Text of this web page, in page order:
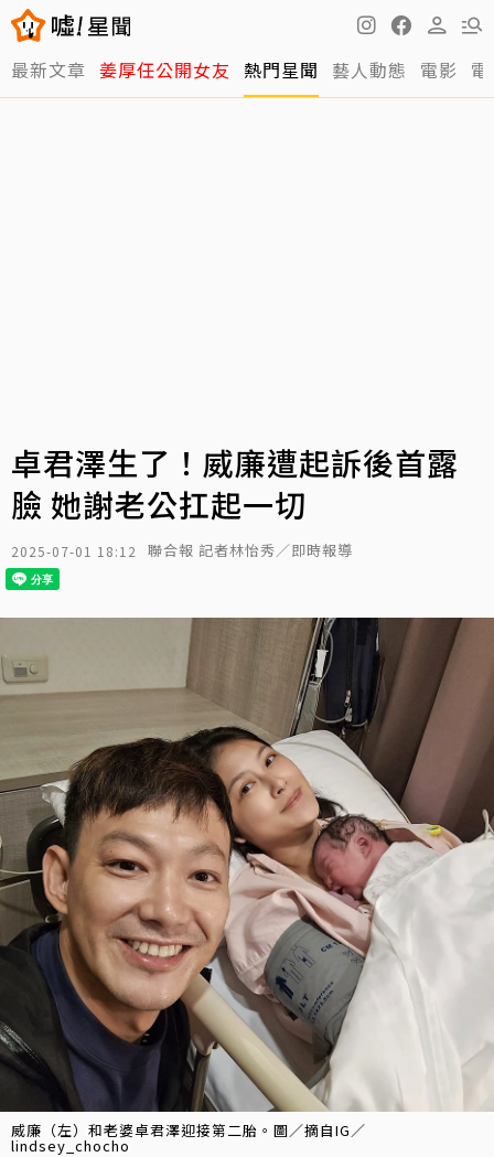
最新文章 姜厚任公開女友 熱門星聞 藝人動態 電影
卓君澤生了！威廉遭起訴後首露
臉 她謝老公扛起一切
2025-07-01 18:12 聯合報 記者林怡秀／即時報導
威廉（左）和老婆卓君澤迎接第二胎。圖／摘自IG／
lindsey_chocho